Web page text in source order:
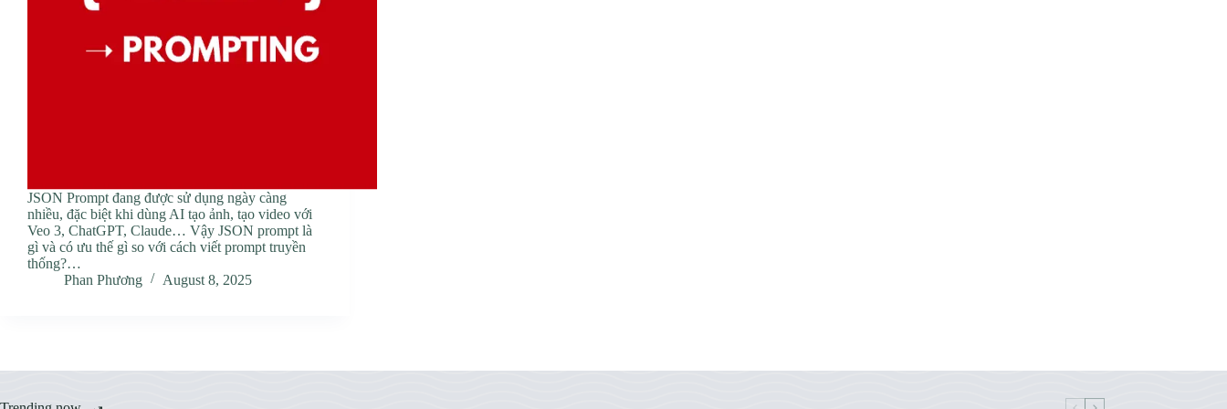
JSON Prompt đang được sử dụng ngày càng
nhiều, đặc biệt khi dùng AI tạo ảnh, tạo video với
Veo 3, ChatGPT, Claude… Vậy JSON prompt là
gì và có ưu thế gì so với cách viết prompt truyền
thống?…
Phan Phương
August 8, 2025